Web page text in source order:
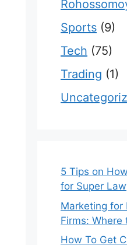
Sports (9)
Tech (75)
Trading (1)
5 Tips on
for Super
Marketing for
Firms: Where
How To Get